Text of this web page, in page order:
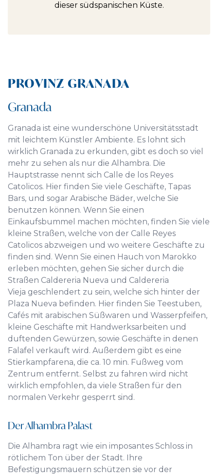
dieser südspanischen Küste.
PROVINZ GRANADA
Granada
Granada ist eine wunderschöne Universitätsstadt
mit leichtem Künstler Ambiente. Es lohnt sich
wirklich Granada zu erkunden, gibt es doch so viel
mehr zu sehen als nur die Alhambra. Die
Hauptstrasse nennt sich Calle de los Reyes
Catolicos. Hier finden Sie viele Geschäfte, Tapas
Bars, und sogar Arabische Bäder, welche Sie
benutzen können. Wenn Sie einen
Einkaufsbummel machen möchten, finden Sie viele
kleine Straßen, welche von der Calle Reyes
Catolicos abzweigen und wo weitere Geschäfte zu
finden sind. Wenn Sie einen Hauch von Marokko
erleben möchten, gehen Sie sicher durch die
Straßen Caldereria Nueva und Caldereria
Vieja geschlendert zu sein, welche sich hinter der
Plaza Nueva befinden. Hier finden Sie Teestuben,
Cafés mit arabischen Süßwaren und Wasserpfeifen,
kleine Geschäfte mit Handwerksarbeiten und
duftenden Gewürzen, sowie Geschäfte in denen
Falafel verkauft wird. Außerdem gibt es eine
Stierkampfarena, die ca. 10 min. Fußweg vom
Zentrum entfernt. Selbst zu fahren wird nicht
wirklich empfohlen, da viele Straßen für den
normalen Verkehr gesperrt sind.
Der Alhambra Palast
Die Alhambra ragt wie ein imposantes Schloss in
rötlichem Ton über der Stadt. Ihre
Befestigungsmauern schützen sie vor der